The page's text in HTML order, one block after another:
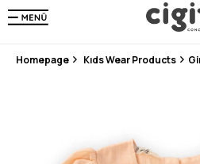
En Uygun Fiyat
300₺ ve Üzeri
Homepage Kıds Wear Products